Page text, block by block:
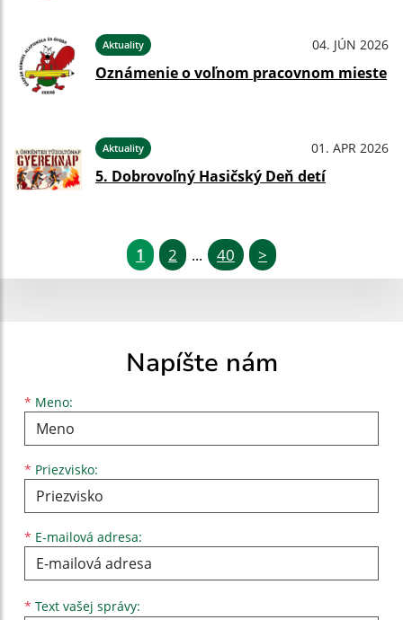
Aktuality 04. JÚN 2026
Oznámenie o voľnom pracovnom mieste
Aktuality 01. APR 2026
5. Dobrovoľný Hasičský Deň detí
1 2 ... 40 >
Napíšte nám
* Meno:
Meno
* Priezvisko:
Priezvisko
* E-mailová adresa:
E-mailová adresa
* Text vašej správy: